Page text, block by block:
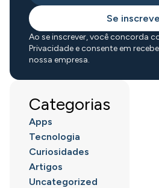
Se
Ao se inscrever, você concorda
Privacidade e consente em
nossa empresa.
Categorias
Apps
Tecnologia
Curiosidades
Artigos
Uncategorized